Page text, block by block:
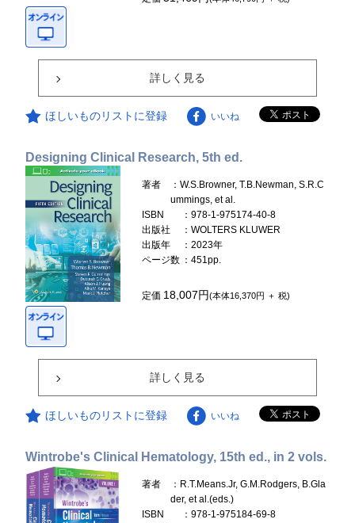
詳しく見る
ほしいものリストに登録 いいね
Designing Clinical Research, 5th ed.
著者
：W.S.Browner, T.B.Newman, S.R.C
ummings, et al.
ISBN
：978-1-975174-40-8
出版社
：WOLTERS KLUWER
出版年
：2023年
ページ数 ：451pp.
定価 18,007円(本体16,370円 ＋ 税)
詳しく見る
ほしいものリストに登録 いいね
Wintrobe's Clinical Hematology, 15th ed., in 2 vols.
著者
：R.T.Means.Jr, G.M.Rodgers, B.Gla
der, et al.(eds.)
ISBN
：978-1-975184-69-8